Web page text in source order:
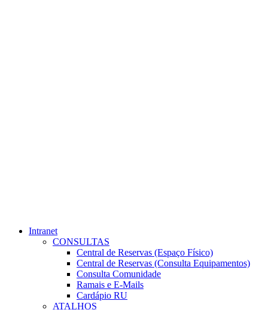
Intranet
CONSULTAS
Central de Reservas (Espaço Físico)
Central de Reservas (Consulta Equipamentos)
Consulta Comunidade
Ramais e E-Mails
Cardápio RU
ATALHOS